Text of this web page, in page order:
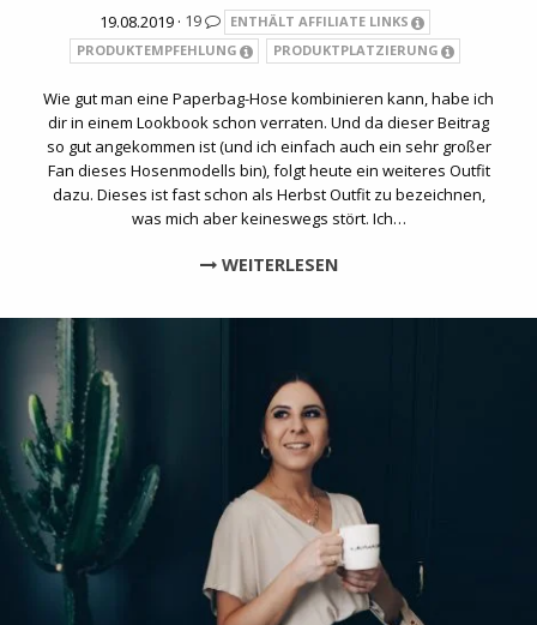
19.08.2019 · 19
ENTHÄLT AFFILIATE LINKS
PRODUKTEMPFEHLUNG
PRODUKTPLATZIERUNG
Wie gut man eine Paperbag-Hose kombinieren kann, habe ich
dir in einem Lookbook schon verraten. Und da dieser Beitrag
so gut angekommen ist (und ich einfach auch ein sehr großer
Fan dieses Hosenmodells bin), folgt heute ein weiteres Outfit
dazu. Dieses ist fast schon als Herbst Outfit zu bezeichnen,
was mich aber keineswegs stört. Ich…
WEITERLESEN